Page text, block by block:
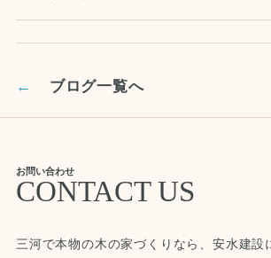
← ブログ一覧へ
お問い合わせ
CONTACT US
三河で本物の木の家づくりなら、安水建設